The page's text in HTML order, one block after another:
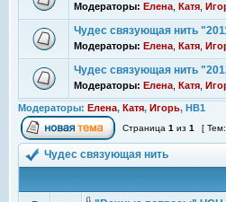
Модераторы: Елена Катя
Чудес связующая нить
Модераторы: Елена Катя
Чудес связующая нить
Модераторы: Елена Катя
Модераторы: Елена, Катя, Игорь, НВ1
Страница 1 из 1 [
Чудес связующая нить